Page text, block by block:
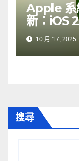
Apple 系
新：iOS
控螢幕
10 月 17, 2025
搜尋